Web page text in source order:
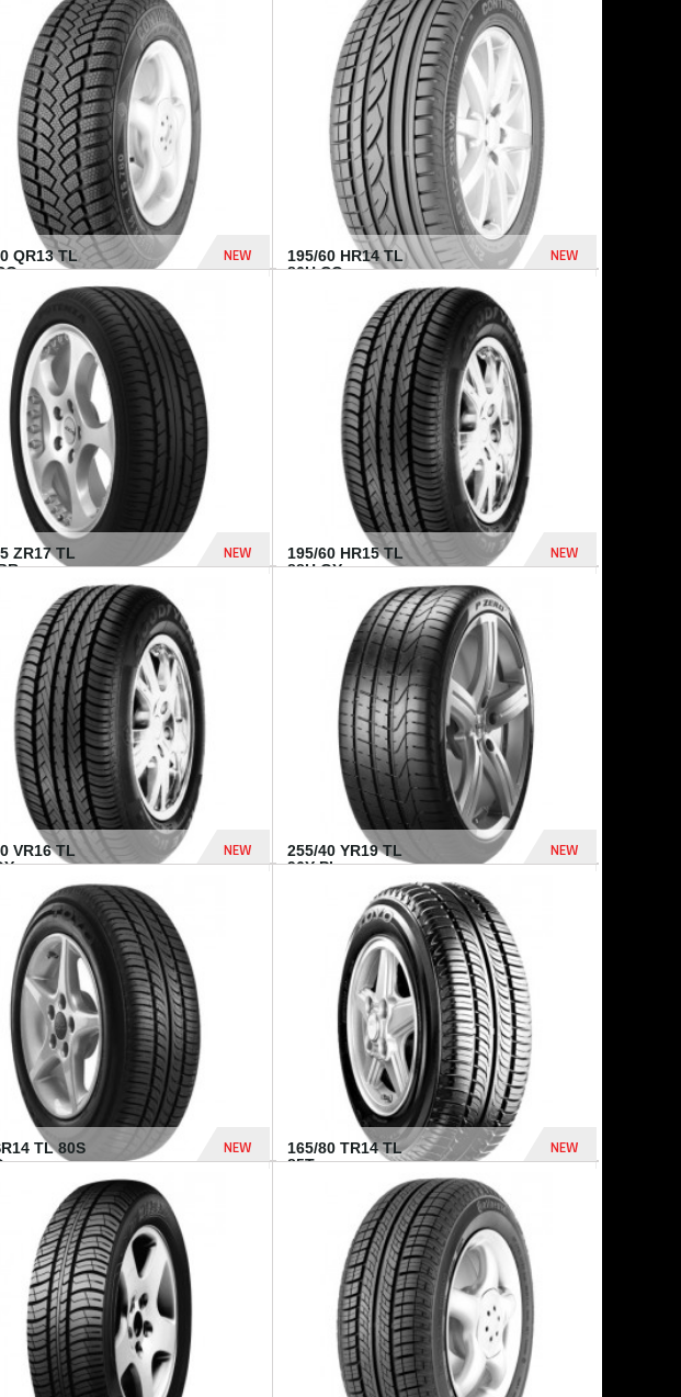
432 Dhs 1 040 Dhs
QR13 TL
NEW
195/60 HR14 TL
86H CO...
NEW
790 Dhs
ZR17 TL
NEW
955 Dhs
195/60 HR15 TL
88H GY...
NEW
VR16 TL
NEW
255/40 YR19 TL
96Y PI...
NEW
1 771 Dhs
TL 80S
NEW
165/80 TR14 TL
85T...
NEW
458 Dhs